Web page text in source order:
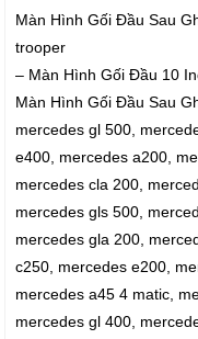
Màn Hình Gối Đầu Sau
trooper
– Màn Hình Gối Đầu 10
Màn Hình Gối Đầu Sau
mercedes gl 500,
e400, mercedes a200,
mercedes cla 200,
mercedes gls 500,
mercedes gla 200,
c250, mercedes e200,
mercedes a45 4 matic,
mercedes gl 400,